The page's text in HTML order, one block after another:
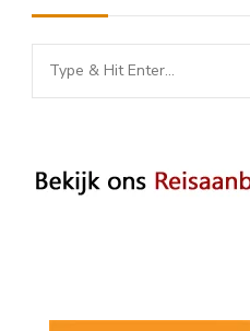
Looking
for